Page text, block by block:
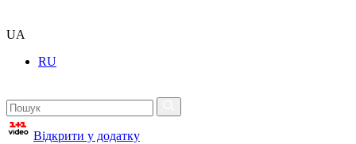
UA
RU
Відкрити у додатку